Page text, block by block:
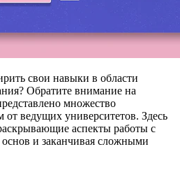
свои навыки в области
Обратите внимание на
множество
от ведущих университетов. Здесь
аспекты работы с
и заканчивая сложными